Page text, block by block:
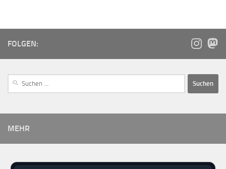
FOLGEN:
MEHR